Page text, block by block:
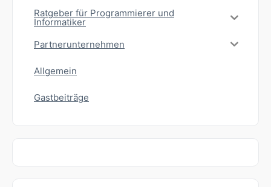
Ratgeber für Programmierer und
Informatiker
Partnerunternehmen
Allgemein
Gastbeiträge